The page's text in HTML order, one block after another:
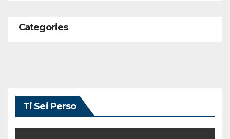
Categories
Ti Sei Perso